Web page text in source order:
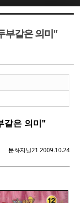
부같은 의미"
같은 의미"
문화저널21 2009.10.24
5
5
5
5